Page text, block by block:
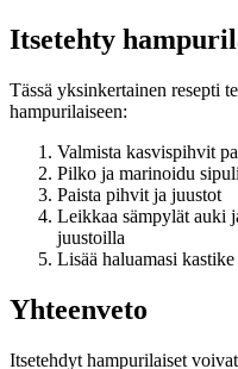
Itsetehty
Tässä yksinkertainen resepti
hampurilaiseen:
Valmista kasvispihvit
Pilko ja marinoidu
Paista pihvit ja juustot
Leikkaa sämpylät auki
juustoilla
Lisää haluamasi
Yhteenveto
Itsetehdyt hampurilaiset